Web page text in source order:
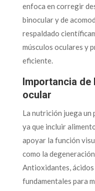
enfoca en corregir
binocular y de
respaldado
músculos oculares y
eficiente.
Importancia de
ocular
La nutrición juega un
ya que incluir
apoyar la función
como la
Antioxidantes,
fundamentales para